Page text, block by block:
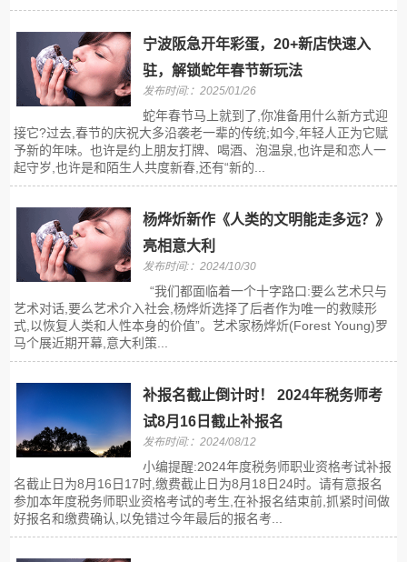
宁波阪急开年彩蛋，20+新店快速入
驻，解锁蛇年春节新玩法
发布时间:：2025/01/26
蛇年春节马上就到了,你准备用什么新方式迎
接它?过去,春节的庆祝大多沿袭老一辈的传统;如今,年轻人正为它赋
予新的年味。也许是约上朋友打牌、喝酒、泡温泉,也许是和恋人一
起守岁,也许是和陌生人共度新春,还有“新的...
杨烨炘新作《人类的文明能走多远？》
亮相意大利
发布时间:：2024/10/30
“我们都面临着一个十字路口:要么艺术只与
艺术对话,要么艺术介入社会,杨烨炘选择了后者作为唯一的救赎形
式,以恢复人类和人性本身的价值”。艺术家杨烨炘(Forest Young)罗
马个展近期开幕,意大利策...
补报名截止倒计时！ 2024年税务师考
试8月16日截止补报名
发布时间:：2024/08/12
小编提醒:2024年度税务师职业资格考试补报
名截止日为8月16日17时,缴费截止日为8月18日24时。请有意报名
参加本年度税务师职业资格考试的考生,在补报名结束前,抓紧时间做
好报名和缴费确认,以免错过今年最后的报名考...